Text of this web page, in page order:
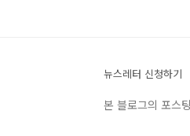
뉴스레터 신청하기
본 블로그의 포스